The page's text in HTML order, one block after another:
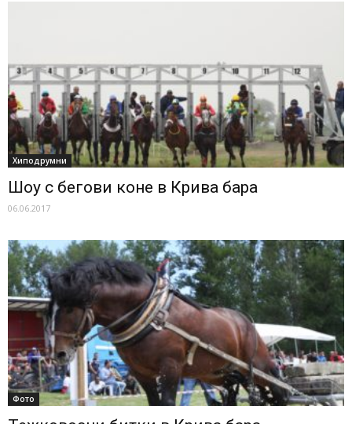
Хиподрумни
Шоу с бегови коне в Крива бара
06.06.2017
Фото